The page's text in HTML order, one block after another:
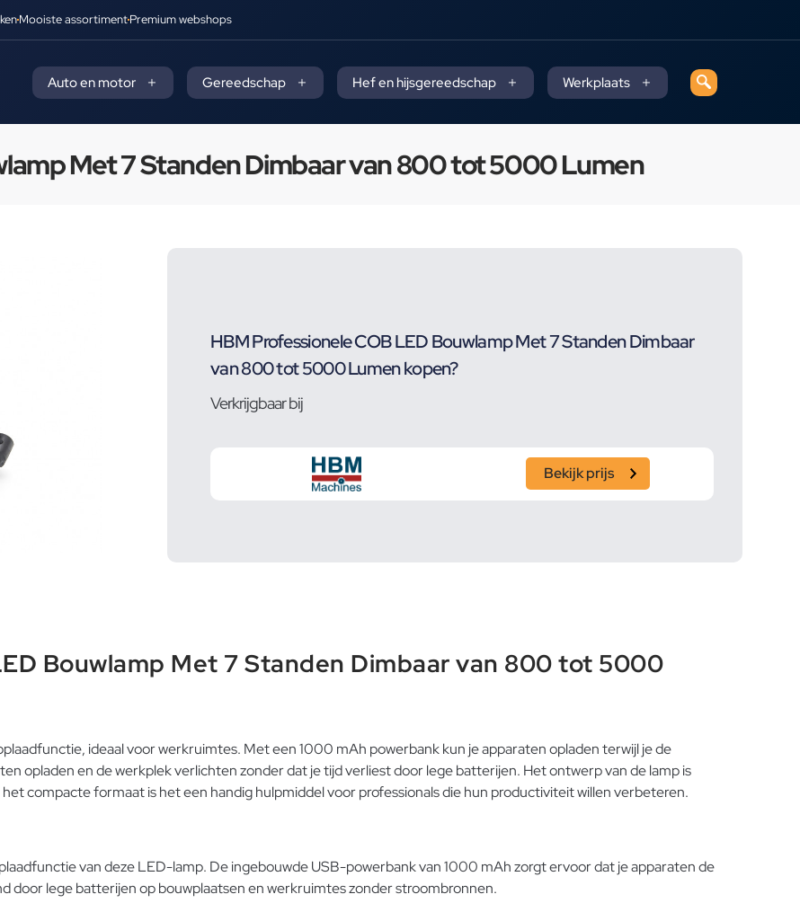
Mooiste assortimentPremium webshops
Auto en motor Gereedschap Hef en hijsgereedschap Werkplaats
Met 7 Standen Dimbaar van 800 tot 5000 Lumen
HBM Professionele COB LED Bouwlamp Met 7 Standen Dimbaar
van 800 tot 5000 Lumen kopen?
Verkrijgbaar bij
Bekijk prijs
Bouwlamp Met 7 Standen Dimbaar van 800 tot 5000
ideaal voor werkruimtes. Met een 1000 mAh powerbank kun je apparaten opladen terwijl je de
opladen en de werkplek verlichten zonder dat je tijd verliest door lege batterijen. Het ontwerp van de lamp is
compacte formaat is het een handig hulpmiddel voor professionals die hun productiviteit willen verbeteren.
van deze LED-lamp. De ingebouwde USB-powerbank van 1000 mAh zorgt ervoor dat je apparaten de
door lege batterijen op bouwplaatsen en werkruimtes zonder stroombronnen.